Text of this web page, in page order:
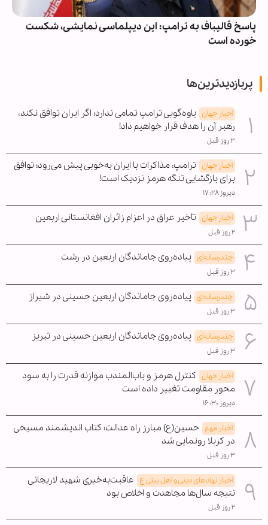
پاسخ قالیباف به ترامپ: این دیپلماسی نمایشی، شکست
خورده است
پربازدیدترین‌ها
اخبار جهان یاوه‌گویی ترامپ تمامی ندارد؛ اگر ایران توافق نکند،
رهبر آن را هدف قرار خواهیم داد!
۳ روز قبل
اخبار جهان ترامپ: مذاکرات با ایران به‌خوبی پیش می‌رود؛ توافق
برای بازگشایی تنگه هرمز نزدیک است!
دیروز ۱۷:۲۸
اخبار جهان تأخیر عراق در اعزام زائران افغانستانی اربعین
۲ روز قبل
چندرسانه‌ای پیاده‌روی جاماندگان اربعین در رشت
۳ روز قبل
چندرسانه‌ای پیاده‌روی جاماندگان اربعین حسینی در شیراز
۳ روز قبل
چندرسانه‌ای پیاده‌روی جاماندگان اربعین حسینی در تبریز
۳ روز قبل
اخبار جهان کنترل هرمز و باب‌المندب موازنه قدرت را به سود
محور مقاومت تغییر داده است
دیروز ۱۶:۳۰
اخبار مهم حسین(ع) مبارز راه عدالت؛ کتاب اندیشمند مسیحی
در کربلا رونمایی شد
۳ روز قبل
اخبار نهادهای دینی و اهل بیتی ع عاقبت‌به‌خیری شهید لاریجانی
نتیجه سال‌ها مجاهدت و اخلاص بود
۲ روز قبل